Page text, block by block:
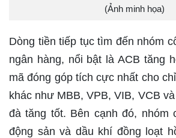
(Ảnh minh họa)
Dòng tiền tiếp tục tìm đến nhóm
ngân hàng, nổi bật là ACB tăng
mã đóng góp tích cực nhất cho
khác như MBB, VPB, VIB, VCB
đà tăng tốt. Bên cạnh đó, nhóm
động sản và dầu khí đồng loạt